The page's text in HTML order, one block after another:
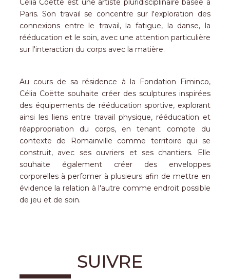
Célia Coëtte est une artiste pluridisciplinaire basée à
Paris. Son travail se concentre sur l'exploration des
connexions entre le travail, la fatigue, la danse, la
rééducation et le soin, avec une attention particulière
sur l'interaction du corps avec la matière.
Au cours de sa résidence à la Fondation Fiminco,
Célia Coëtte souhaite créer des sculptures inspirées
des équipements de rééducation sportive, explorant
ainsi les liens entre travail physique, rééducation et
réappropriation du corps, en tenant compte du
contexte de Romainville comme territoire qui se
construit, avec ses ouvriers et ses chantiers. Elle
souhaite également créer des enveloppes
corporelles à perfomer à plusieurs afin de mettre en
évidence la relation à l'autre comme endroit possible
de jeu et de soin.
SUIVRE